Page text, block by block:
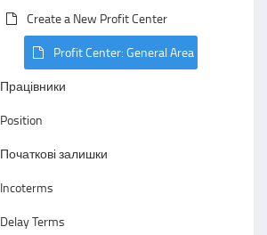
Create a New Profit Center
Profit Center: General Area
Працівники
Position
Початкові залишки
Incoterms
Delay Terms